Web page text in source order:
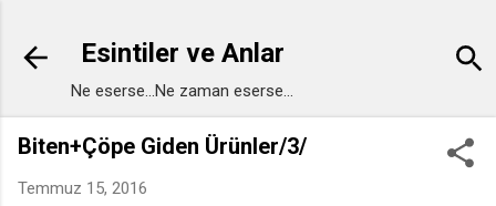
Esintiler ve Anlar
Ne eserse...Ne zaman eserse...
Biten+Çöpe Giden Ürünler/3/
Temmuz 15, 2016